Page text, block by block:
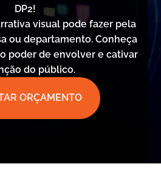
DP2!
visual pode fazer pela
ou departamento. Conheça
poder de envolver e cativar
do público.
ORÇAMENTO